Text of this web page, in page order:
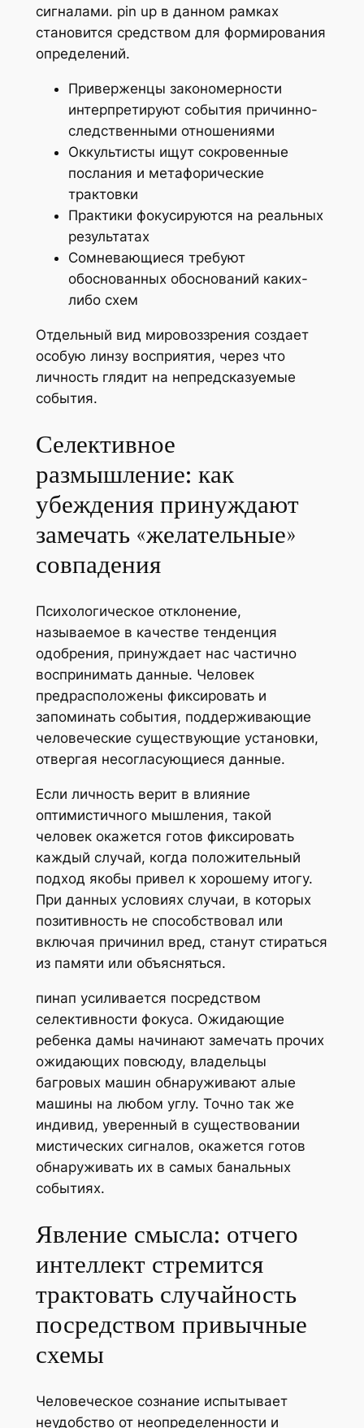
сигналами. pin up в данном рамках
становится средством для формирования
определений.
Приверженцы закономерности
интерпретируют события причинно-
следственными отношениями
Оккультисты ищут сокровенные
послания и метафорические
трактовки
Практики фокусируются на реальных
результатах
Сомневающиеся требуют
обоснованных обоснований каких-
либо схем
Отдельный вид мировоззрения создает
особую линзу восприятия, через что
личность глядит на непредсказуемые
события.
Селективное
размышление: как
убеждения принуждают
замечать «желательные»
совпадения
Психологическое отклонение,
называемое в качестве тенденция
одобрения, принуждает нас частично
воспринимать данные. Человек
предрасположены фиксировать и
запоминать события, поддерживающие
человеческие существующие установки,
отвергая несогласующиеся данные.
Если личность верит в влияние
оптимистичного мышления, такой
человек окажется готов фиксировать
каждый случай, когда положительный
подход якобы привел к хорошему итогу.
При данных условиях случаи, в которых
позитивность не способствовал или
включая причинил вред, станут стираться
из памяти или объясняться.
пинап усиливается посредством
селективности фокуса. Ожидающие
ребенка дамы начинают замечать прочих
ожидающих повсюду, владельцы
багровых машин обнаруживают алые
машины на любом углу. Точно так же
индивид, уверенный в существовании
мистических сигналов, окажется готов
обнаруживать их в самых банальных
событиях.
Явление смысла: отчего
интеллект стремится
трактовать случайность
посредством привычные
схемы
Человеческое сознание испытывает
неудобство от неопределенности и